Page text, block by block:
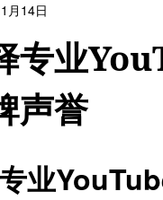
专业
声誉
月14日
业